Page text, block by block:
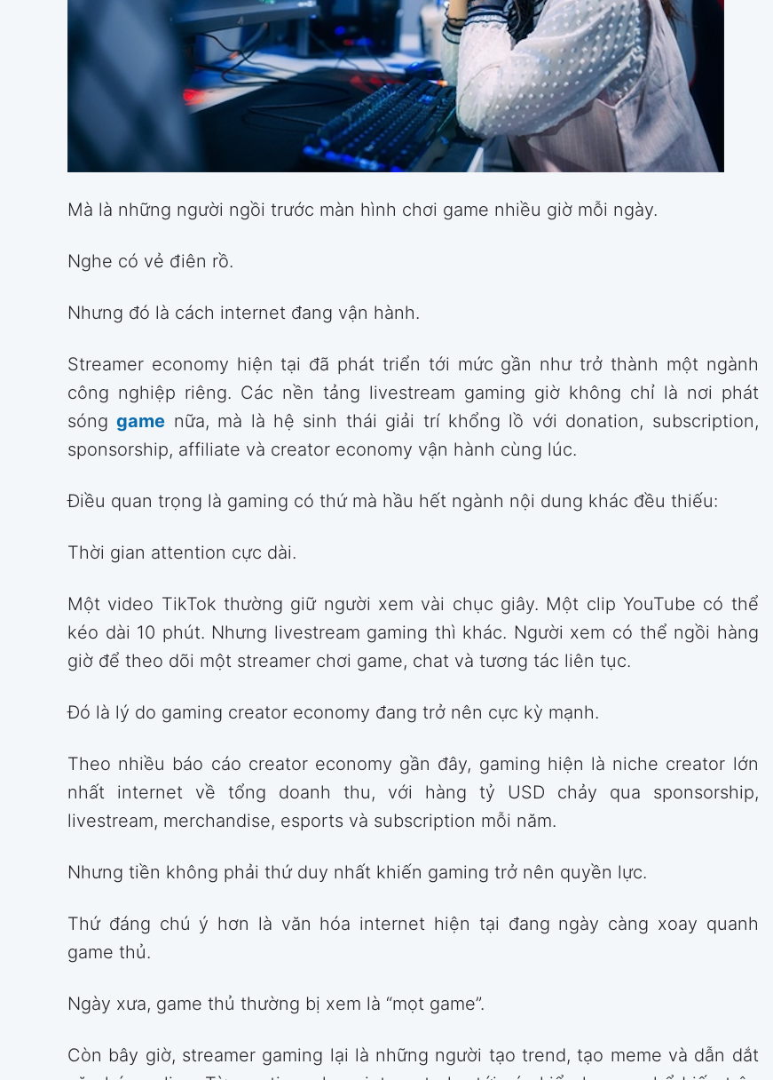
Mà là những người ngồi trước màn hình chơi game nhiều giờ mỗi ngày.
Nghe có vẻ điên rồ.
Nhưng đó là cách internet đang vận hành.
Streamer economy hiện tại đã phát triển tới mức gần như trở thành một ngành
công nghiệp riêng. Các nền tảng livestream gaming giờ không chỉ là nơi phát
sónggame nữa, mà là hệ sinh thái giải trí khổng lồ với donation, subscription,
sponsorship, affiliate và creator economy vận hành cùng lúc.
Điều quan trọng là gaming có thứ mà hầu hết ngành nội dung khác đều thiếu:
Thời gian attention cực dài.
Một video TikTok thường giữ người xem vài chục giây. Một clip YouTube có thể
kéo dài 10 phút. Nhưng livestream gaming thì khác. Người xem có thể ngồi hàng
giờ để theo dõi một streamer chơi game, chat và tương tác liên tục.
Đó là lý do gaming creator economy đang trở nên cực kỳ mạnh.
Theo nhiều báo cáo creator economy gần đây, gaming hiện là niche creator lớn
nhất internet về tổng doanh thu, với hàng tỷ USD chảy qua sponsorship,
livestream, merchandise, esports và subscription mỗi năm.
Nhưng tiền không phải thứ duy nhất khiến gaming trở nên quyền lực.
Thứ đáng chú ý hơn là văn hóa internet hiện tại đang ngày càng xoay quanh
game thủ.
Ngày xưa, game thủ thường bị xem là “mọt game”.
Còn bây giờ, streamer gaming lại là những người tạo trend, tạo meme và dẫn dắt